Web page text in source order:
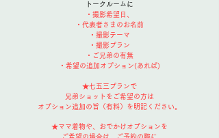
トークルームに
・撮影希望日、
・代表者さまのお名前
・撮影テーマ
・撮影プラン
・ご兄弟の有無
​ ​・希望の追加オプション(あれば)
★七五三プランで
兄弟ショットをご希望の方は
オプション追加の旨（有料）を明記ください。
★ママ着物や、おでかけオプション を
ご希望の場合は、ご予約の際に